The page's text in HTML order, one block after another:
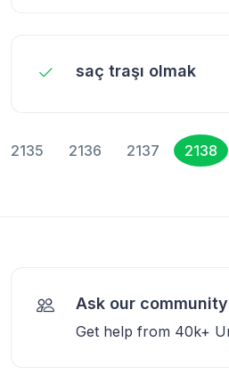
saç traşı olmak
2135 2136 2137 2138
Ask our community
Get help from 40k+